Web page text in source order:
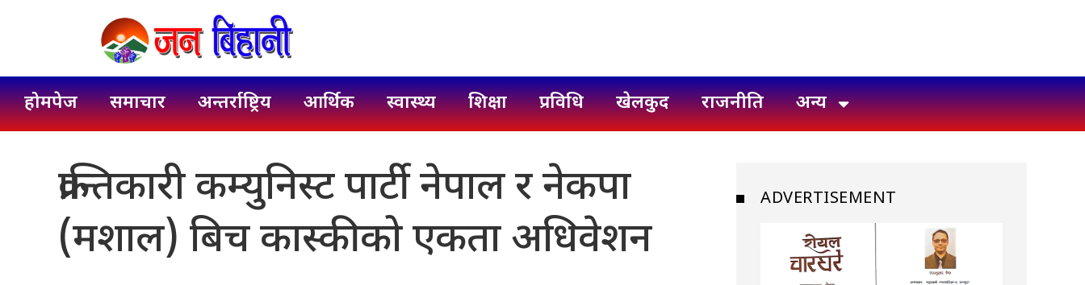
होमपेज समाचार अन्तर्राष्ट्रिय आर्थिक स्वास्थ्य शिक्षा प्रविधि खेलकुद राजनीति अन्य
क्रान्तिकारी कम्युनिस्ट पार्टी नेपाल र नेकपा
(मशाल) बिच कास्कीको एकता अधिवेशन
ADVERTISEMENT